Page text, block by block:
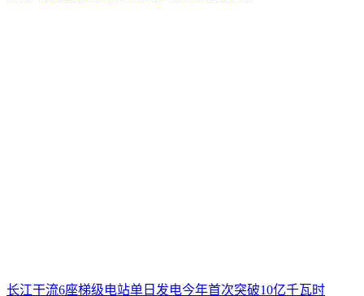
长江干流6座梯级电站单日发电今年首次突破10亿千瓦时